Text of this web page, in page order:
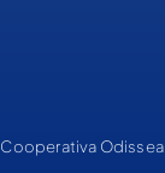
Cooperativa Odissea